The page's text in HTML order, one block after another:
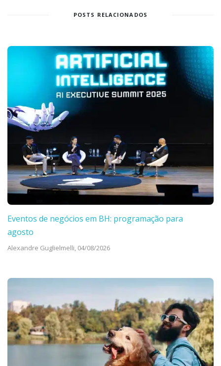
POSTS RELACIONADOS
Eventos de negócios em BH: programação para
agosto
Alexandre Guglielmelli, 04/08/2026